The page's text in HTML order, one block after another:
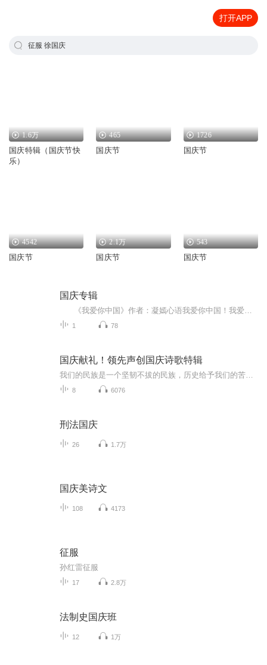
打开APP
征服 徐国庆
1.6万
国庆特辑（国庆节快
乐）
465
国庆节
1726
国庆节
4542
国庆节
2.1万
国庆节
543
国庆节
国庆专辑
1 78
国庆献礼！领先声创国庆诗歌特辑
8 6076
刑法国庆
26 1.7万
国庆美诗文
108 4173
征服
孙红雷征服
17 2.8万
法制史国庆班
12 1万